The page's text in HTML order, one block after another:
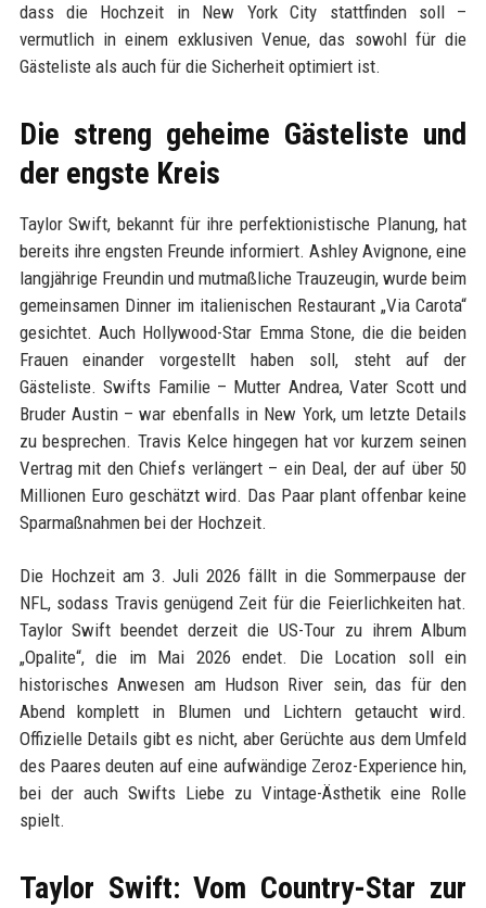
dass die Hochzeit in New York City stattfinden soll –
vermutlich in einem exklusiven Venue, das sowohl für die
Gästeliste als auch für die Sicherheit optimiert ist.
Die streng geheime Gästeliste und
der engste Kreis
Taylor Swift, bekannt für ihre perfektionistische Planung, hat
bereits ihre engsten Freunde informiert. Ashley Avignone, eine
langjährige Freundin und mutmaßliche Trauzeugin, wurde beim
gemeinsamen Dinner im italienischen Restaurant „Via Carota“
gesichtet. Auch Hollywood-Star Emma Stone, die die beiden
Frauen einander vorgestellt haben soll, steht auf der
Gästeliste. Swifts Familie – Mutter Andrea, Vater Scott und
Bruder Austin – war ebenfalls in New York, um letzte Details
zu besprechen. Travis Kelce hingegen hat vor kurzem seinen
Vertrag mit den Chiefs verlängert – ein Deal, der auf über 50
Millionen Euro geschätzt wird. Das Paar plant offenbar keine
Sparmaßnahmen bei der Hochzeit.
Die Hochzeit am 3. Juli 2026 fällt in die Sommerpause der
NFL, sodass Travis genügend Zeit für die Feierlichkeiten hat.
Taylor Swift beendet derzeit die US-Tour zu ihrem Album
„Opalite“, die im Mai 2026 endet. Die Location soll ein
historisches Anwesen am Hudson River sein, das für den
Abend komplett in Blumen und Lichtern getaucht wird.
Offizielle Details gibt es nicht, aber Gerüchte aus dem Umfeld
des Paares deuten auf eine aufwändige Zeroz-Experience hin,
bei der auch Swifts Liebe zu Vintage-Ästhetik eine Rolle
spielt.
Taylor Swift: Vom Country-Star zur